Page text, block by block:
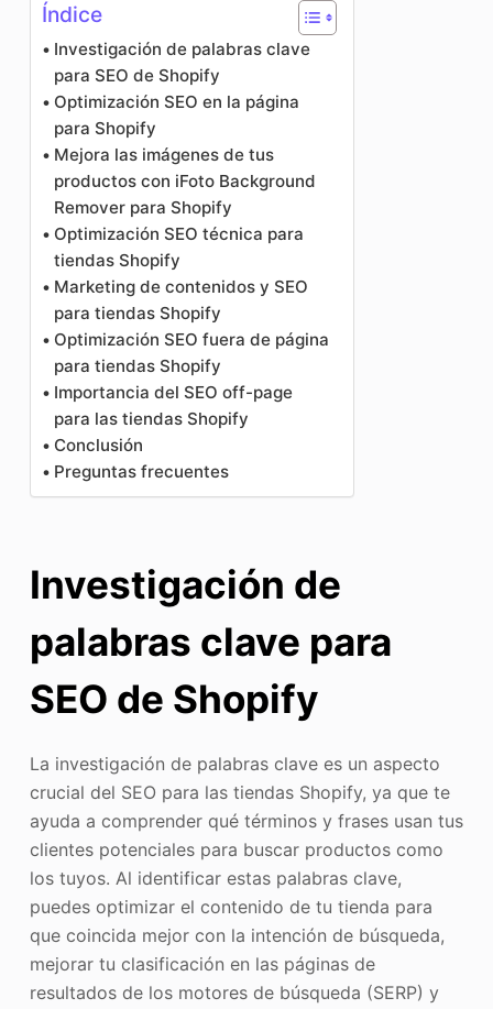
Índice
Investigación de palabras clave
para SEO de Shopify
Optimización SEO en la página
para Shopify
Mejora las imágenes de tus
productos con iFoto Background
Remover para Shopify
Optimización SEO técnica para
tiendas Shopify
Marketing de contenidos y SEO
para tiendas Shopify
Optimización SEO fuera de página
para tiendas Shopify
Importancia del SEO off-page
para las tiendas Shopify
Conclusión
Preguntas frecuentes
Investigación de
palabras clave para
SEO de Shopify
La investigación de palabras clave es un aspecto
crucial del SEO para las tiendas Shopify, ya que te
ayuda a comprender qué términos y frases usan tus
clientes potenciales para buscar productos como
los tuyos. Al identificar estas palabras clave,
puedes optimizar el contenido de tu tienda para
que coincida mejor con la intención de búsqueda,
mejorar tu clasificación en las páginas de
resultados de los motores de búsqueda (SERP) y